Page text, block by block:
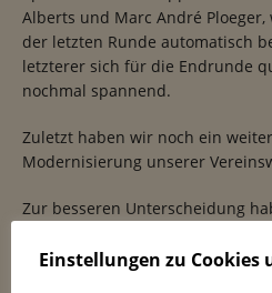
Alberts und Marc André
der letzten Runde automatisch
letzterer sich für die Endrunde
nochmal spannend.
Zuletzt haben wir noch ein
Modernisierung unserer
Zur besseren Unterscheidung
einteilen. Unter dem Titel des
Einstellungen zu Cookies